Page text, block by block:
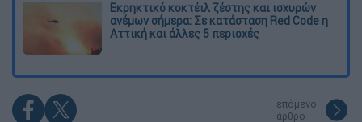
Εκρηκτικό κοκτέιλ ζέστης και ισχυρών
ανέμων σήμερα: Σε κατάσταση Red Code η
Αττική και άλλες 5 περιοχές
επόμενο
άρθρο